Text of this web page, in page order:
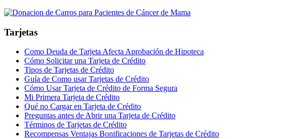
Tarjetas
Como Deuda de Tarjeta Afecta Aprobación de Hipoteca
Cómo Solicitar una Tarjeta de Crédito
Tipos de Tarjetas de Crédito
Guía de Como usar Tarjetas de Crédito
Cómo Usar Tarjeta de Crédito de Forma Segura
Mi Primera Tarjeta de Crédito
Qué no Cargar en Tarjeta de Crédito
Preguntas antes de Abrir una Tarjeta de Crédito
Términos de Tarjetas de Crédito
Recompensas Ventajas Bonificaciones de Tarjetas de Crédito